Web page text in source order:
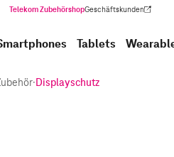
Telekom ZubehörshopGeschäftskunden
(Wird in einem neuen Tab
Tablets
·Displayschutz